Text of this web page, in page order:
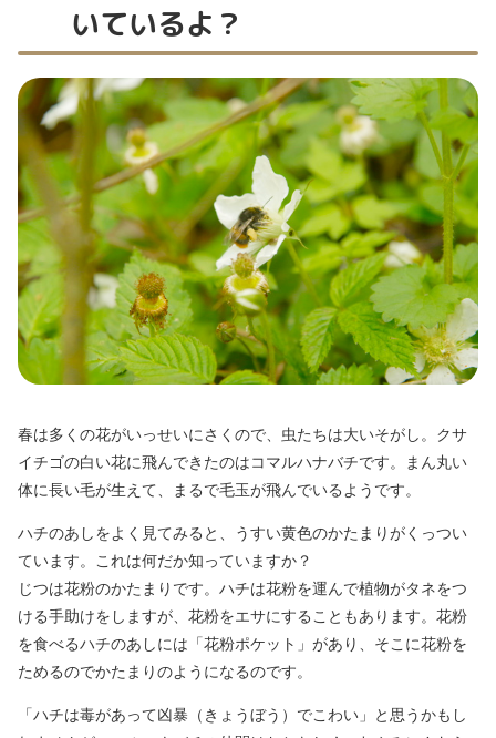
いているよ？
春は多くの花がいっせいにさくので、虫たちは大いそがし。クサ
イチゴの白い花に飛んできたのはコマルハナバチです。まん丸い
体に長い毛が生えて、まるで毛玉が飛んでいるようです。
ハチのあしをよく見てみると、うすい黄色のかたまりがくっつい
ています。これは何だか知っていますか？
じつは花粉のかたまりです。ハチは花粉を運んで植物がタネをつ
ける手助けをしますが、花粉をエサにすることもあります。花粉
を食べるハチのあしには「花粉ポケット」があり、そこに花粉を
ためるのでかたまりのようになるのです。
「ハチは毒があって凶暴（きょうぼう）でこわい」と思うかもし